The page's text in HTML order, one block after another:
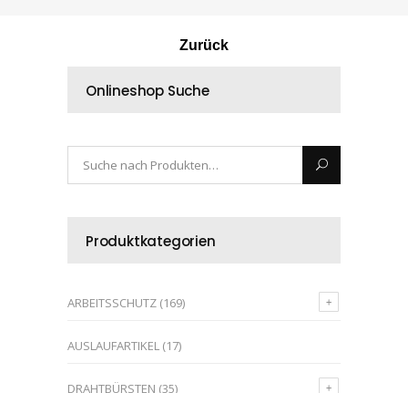
Zurück
Onlineshop Suche
Produktkategorien
ARBEITSSCHUTZ (169)
AUSLAUFARTIKEL (17)
DRAHTBÜRSTEN (35)